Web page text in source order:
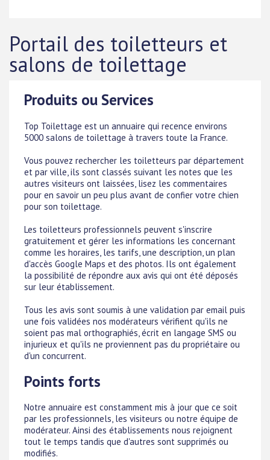
Portail des toiletteurs et
salons de toilettage
Produits ou Services
Top Toilettage est un annuaire qui recence environs
5000 salons de toilettage à travers toute la France.
Vous pouvez rechercher les toiletteurs par département
et par ville, ils sont classés suivant les notes que les
autres visiteurs ont laissées, lisez les commentaires
pour en savoir un peu plus avant de confier votre chien
pour son toilettage.
Les toiletteurs professionnels peuvent s'inscrire
gratuitement et gérer les informations les concernant
comme les horaires, les tarifs, une description, un plan
d'accès Google Maps et des photos. Ils ont également
la possibilité de répondre aux avis qui ont été déposés
sur leur établissement.
Tous les avis sont soumis à une validation par email puis
une fois validées nos modérateurs vérifient qu'ils ne
soient pas mal orthographiés, écrit en langage SMS ou
injurieux et qu'ils ne proviennent pas du propriétaire ou
d'un concurrent.
Points forts
Notre annuaire est constamment mis à jour que ce soit
par les professionnels, les visiteurs ou notre équipe de
modérateur. Ainsi des établissements nous rejoignent
tout le temps tandis que d'autres sont supprimés ou
modifiés.